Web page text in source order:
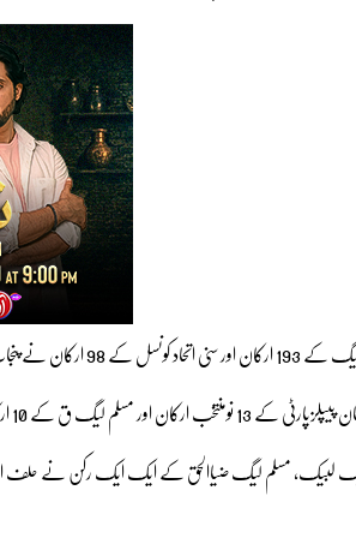
کے 98 ارکان نے پنجاب اسمبلی میں حلف اٹھایا۔
اور مسلم لیگ ق کے 10 ارکان نےحلف اٹھایا جبکہ استحکام پاکستان پارٹی کے 5 ارکان نے حلف اٹھایا۔
لبیک، مسلم لیگ ضیاالحق کے ایک ایک رکن نے حلف